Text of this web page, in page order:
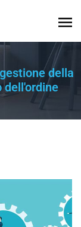
della
dell'ordine